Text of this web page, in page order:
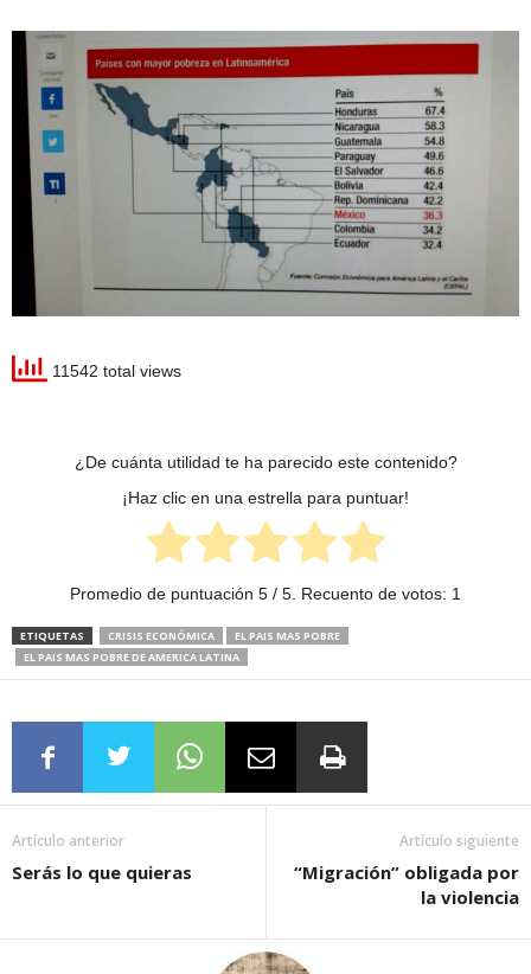
11542 total views
¿De cuánta utilidad te ha parecido este contenido?
¡Haz clic en una estrella para puntuar!
Promedio de puntuación 5 / 5. Recuento de votos: 1
ETIQUETAS CRISIS ECONÓMICA
EL PAIS MAS POBRE
EL PAIS MAS POBRE DE AMERICA LATINA
Artículo anterior
Serás lo que quieras
Artículo siguiente
“Migración” obligada por
la violencia